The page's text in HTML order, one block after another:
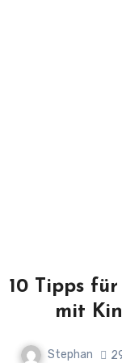
10 Tipps
mit
Stephan